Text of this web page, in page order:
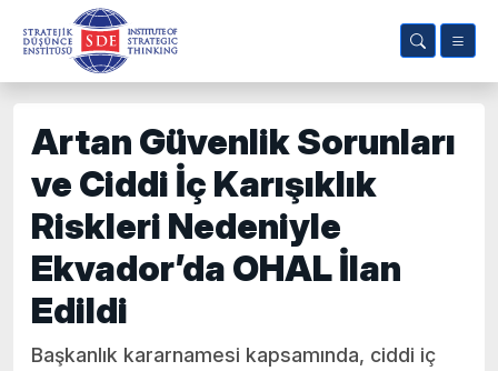
Artan Güvenlik Sorunları
ve Ciddi İç Karışıklık
Riskleri Nedeniyle
Ekvador’da OHAL İlan
Edildi
Başkanlık kararnamesi kapsamında, ciddi iç